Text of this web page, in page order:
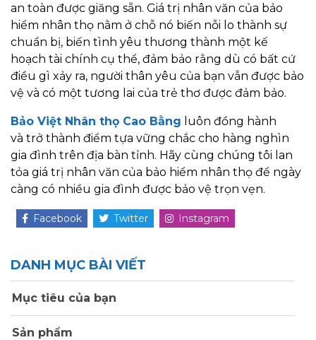
an toàn được giăng sẵn. Giá trị nhân văn của bảo
hiểm nhân thọ nằm ở chỗ nó biến nỗi lo thành sự
chuẩn bị, biến tình yêu thương thành một kế
hoạch tài chính cụ thể, đảm bảo rằng dù có bất cứ
điều gì xảy ra, người thân yêu của bạn vẫn được bảo
vệ và có một tương lai của trẻ thơ được đảm bảo.
Bảo Việt Nhân thọ Cao Bằng luôn đồng hành
và trở thành điểm tựa vững chắc cho hàng nghìn
gia đình trên địa bàn tỉnh. Hãy cùng chúng tôi lan
tỏa giá trị nhân văn của bảo hiểm nhân thọ để ngày
càng có nhiều gia đình được bảo vệ trọn vẹn.
Facebook Twitter Instagram
DANH MỤC BÀI VIẾT
Mục tiêu của bạn
Sản phẩm